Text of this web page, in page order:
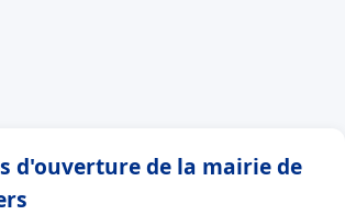
d'ouverture de la mairie de